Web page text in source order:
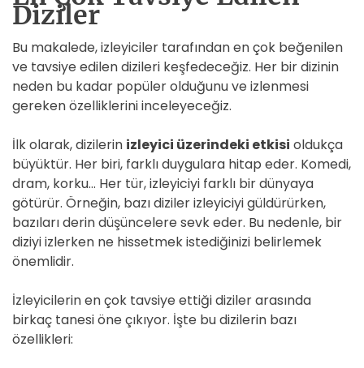
Diziler
Bu makalede, izleyiciler tarafından en çok beğenilen
ve tavsiye edilen dizileri keşfedeceğiz. Her bir dizinin
neden bu kadar popüler olduğunu ve izlenmesi
gereken özelliklerini inceleyeceğiz.
İlk olarak, dizilerin izleyici üzerindeki etkisi oldukça
büyüktür. Her biri, farklı duygulara hitap eder. Komedi,
dram, korku… Her tür, izleyiciyi farklı bir dünyaya
götürür. Örneğin, bazı diziler izleyiciyi güldürürken,
bazıları derin düşüncelere sevk eder. Bu nedenle, bir
diziyi izlerken ne hissetmek istediğinizi belirlemek
önemlidir.
İzleyicilerin en çok tavsiye ettiği diziler arasında
birkaç tanesi öne çıkıyor. İşte bu dizilerin bazı
özellikleri: